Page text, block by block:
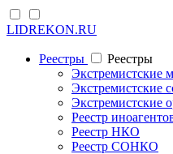
LIDREKON.RU
Реестры
Реестры
Экстремистские
Экстремистские
Экстремистские
Реестр
Реестр НКО
Реестр СОНКО